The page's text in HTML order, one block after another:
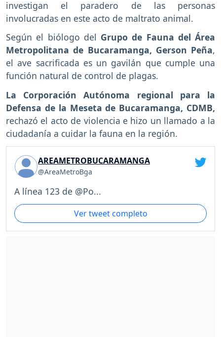
investigan el paradero de las personas
involucradas en este acto de maltrato animal.
Según el biólogo del Grupo de Fauna del Área
Metropolitana de Bucaramanga, Gerson Peña,
el ave sacrificada es un gavilán que cumple una
función natural de control de plagas.
La Corporación Autónoma regional para la
Defensa de la Meseta de Bucaramanga, CDMB,
rechazó el acto de violencia e hizo un llamado a la
ciudadanía a cuidar la fauna en la región.
AREAMETROBUCARAMANGA
@AreaMetroBga
A línea 123 de @Po...
Ver tweet completo